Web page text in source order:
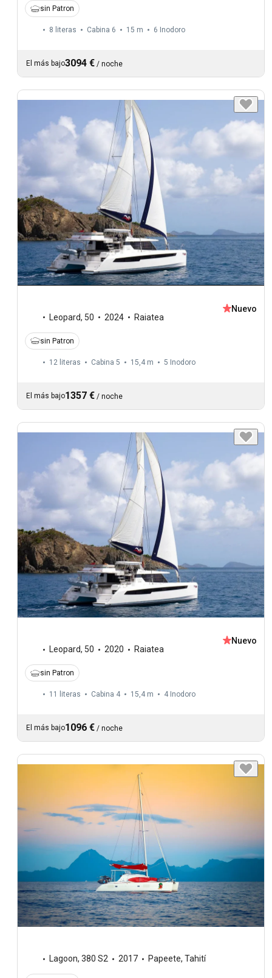
sin Patron
8 literas Cabina 6 15 m 6 Inodoro
El más bajo3094 € / noche
Leopard, 50 2024 Raiatea
Nuevo
sin Patron
12 literas Cabina 5 15,4 m 5 Inodoro
El más bajo1357 € / noche
Leopard, 50 2020 Raiatea
Nuevo
sin Patron
11 literas Cabina 4 15,4 m 4 Inodoro
El más bajo1096 € / noche
Lagoon, 380 S2 2017 Papeete, Tahití